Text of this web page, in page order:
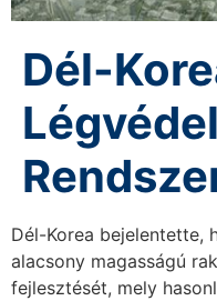
Dél-
Dél-Korea bejelentette,
alacsony magasságú
fejlesztését, mely